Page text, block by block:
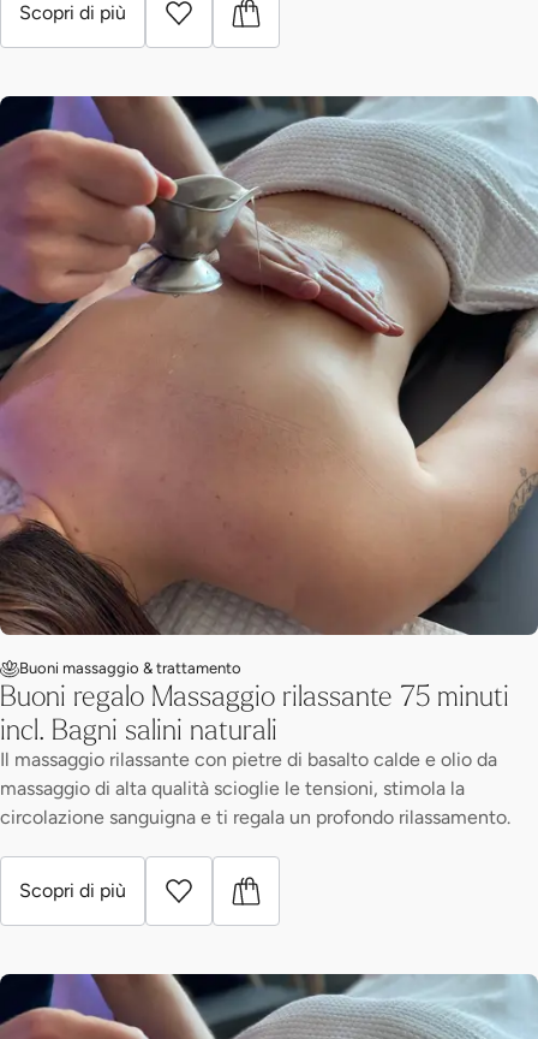
Scopri di più
Buoni massaggio & trattamento
Buoni regalo Massaggio rilassante 75 minuti
incl. Bagni salini naturali
Il massaggio rilassante con pietre di basalto calde e olio da
massaggio di alta qualità scioglie le tensioni, stimola la
circolazione sanguigna e ti regala un profondo rilassamento.
Scopri di più